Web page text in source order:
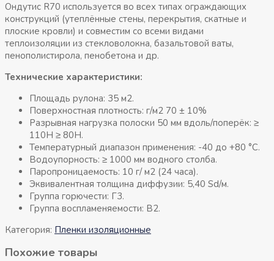
Ондутис R70 используется во всех типах ограждающих
конструкций (утеплённые стены, перекрытия, скатные и
плоские кровли) и совместим со всеми видами
теплоизоляции из стекловолокна, базальтовой ваты,
пенополистирола, пенобетона и др.
Технические характеристики:
Площадь рулона: 35 м2.
Поверхностная плотность: г/м2 70 ± 10%
Разрывная нагрузка полоски 50 мм вдоль/поперёк: ≥
110Н ≥ 80Н.
Температурный диапазон применения: -40 до +80 °C.
Водоупорность: ≥ 1000 мм водного столба.
Паропроницаемость: 10 г/ м2 (24 часа).
Эквивалентная толщина диффузии: 5,40 Sd/м.
Группа горючести: Г3.
Группа воспламеняемости: В2.
Категория: Пленки изоляционные
Похожие товары